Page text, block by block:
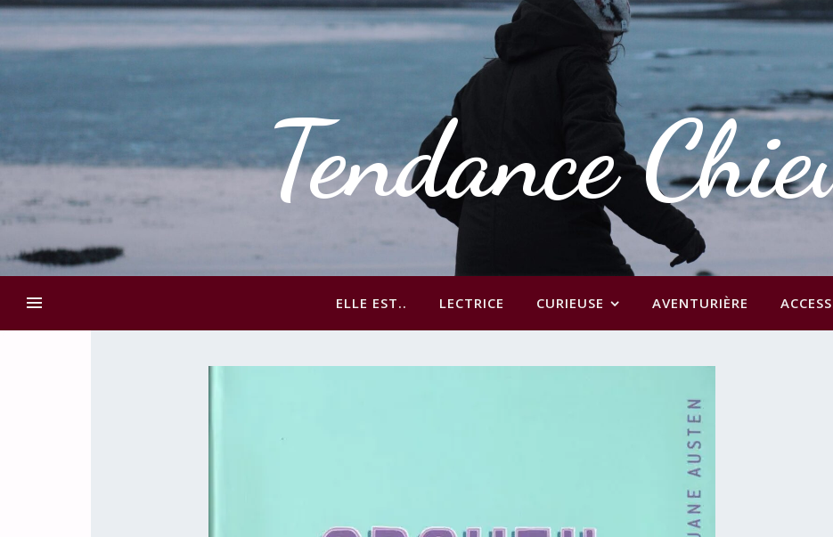
Tendance
ELLE EST.. LECTRICE CURIEUSE AVENTURIÈRE